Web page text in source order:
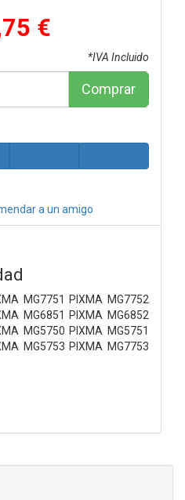
€
*IVA Incluido
Comprar
a un amigo
MG7751 PIXMA MG7752
MG6851 PIXMA MG6852
MG5750 PIXMA MG5751
MG5753 PIXMA MG7753